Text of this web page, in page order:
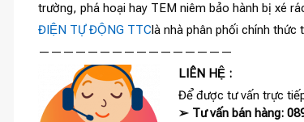
trường, phá hoại hay TEM niêm bảo hành bị xé
ĐIỆN TỰ ĐỘNG TTC là nhà phân phối chính thức
————————————————
LIÊN HỆ :
Để được tư vấn trực
➢ Tư vấn bán hàng: